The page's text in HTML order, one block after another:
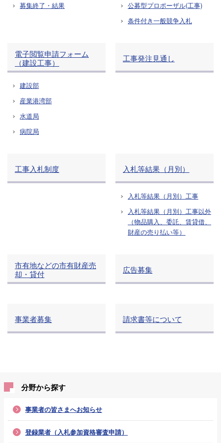
募集終了・結果
公募型プロポーザル(工事)
条件付き一般競争入札
電子閲覧申請フォーム
（建設工事）
建設部
産業港湾部
水道局
病院局
工事発注見通し
工事入札制度 入札等結果（月別）
入札等結果（月別）工事
入札等結果（月別）工事以外
（物品購入、委託、賃貸借、
財産の売り払い等）
市有地などの市有財産売
却・貸付
広告募集
事業者募集 請求書等について
分野から探す
事業者の皆さまへお知らせ
登録業者（入札参加資格審査申請）